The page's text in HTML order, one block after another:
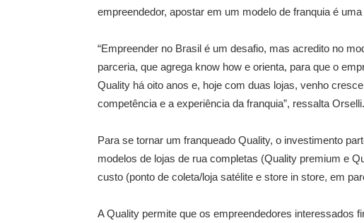
empreendedor, apostar em um modelo de franquia é
“Empreender no Brasil é um desafio, mas acredito no
parceria, que agrega know how e orienta, para que o
Quality há oito anos e, hoje com duas lojas, venho
competência e a experiência da franquia”, ressalta Orselli.
Para se tornar um franqueado Quality, o investimento
modelos de lojas de rua completas (Quality premium e
custo (ponto de coleta/loja satélite e store in store, em
A Quality permite que os empreendedores interessados